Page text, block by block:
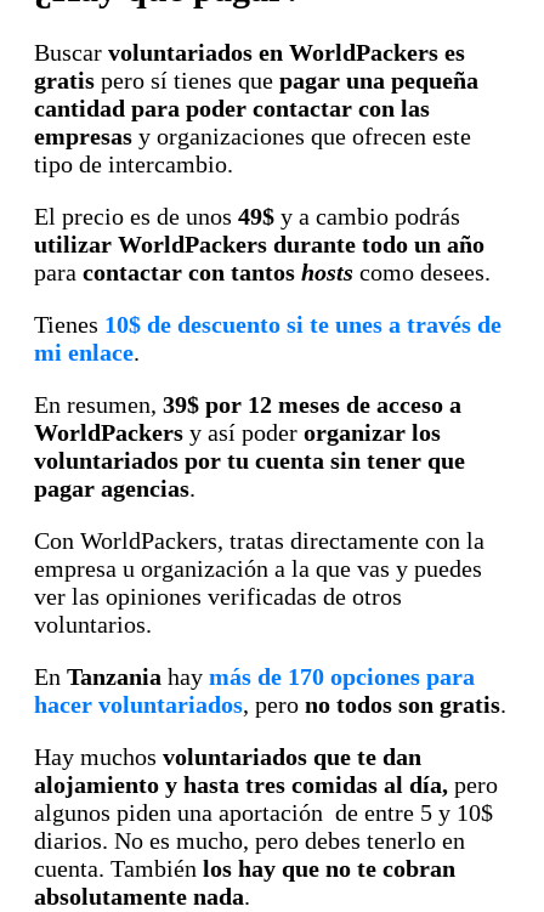
Buscar voluntariados en WorldPackers es
gratis pero sí tienes que pagar una pequeña
cantidad para poder contactar con las
empresas y organizaciones que ofrecen este
tipo de intercambio.
El precio es de unos 49$ y a cambio podrás
utilizar WorldPackers durante todo un año
para contactar con tantos hosts como desees.
Tienes 10$ de descuento si te unes a través de
mi enlace.
En resumen, 39$ por 12 meses de acceso a
WorldPackers y así poder organizar los
voluntariados por tu cuenta sin tener que
pagar agencias.
Con WorldPackers, tratas directamente con la
empresa u organización a la que vas y puedes
ver las opiniones verificadas de otros
voluntarios.
En Tanzania hay más de 170 opciones para
hacer voluntariados, pero no todos son gratis.
Hay muchos voluntariados que te dan
alojamiento y hasta tres comidas al día, pero
algunos piden una aportación de entre 5 y 10$
diarios. No es mucho, pero debes tenerlo en
cuenta. También los hay que no te cobran
absolutamente nada.